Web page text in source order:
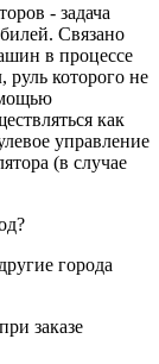
- задача
Связано
в процессе
руль которого не
как
управление
(в случае
города
заказе